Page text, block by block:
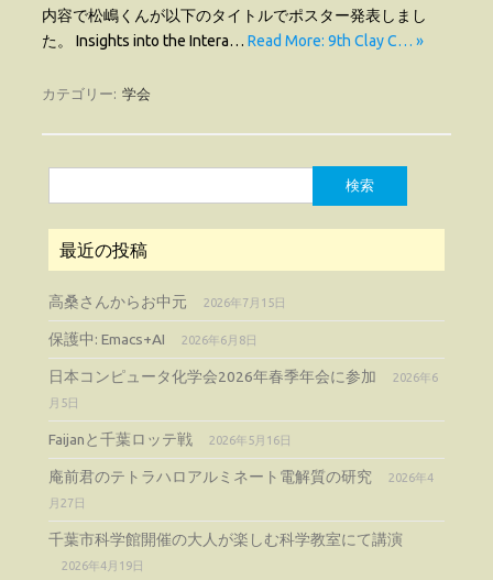
内容で松嶋くんが以下のタイトルでポスター発表しまし
た。 Insights into the Intera… Read More: 9th Clay C… »
カテゴリー: 学会
索:
最近の投稿
高桑さんからお中元 2026年7月15日
保護中: Emacs+AI 2026年6月8日
日本コンピュータ化学会2026年春季年会に参加
2026年6
月5日
Faijanと千葉ロッテ戦 2026年5月16日
庵前君のテトラハロアルミネート電解質の研究
2026年4
月27日
千葉市科学館開催の大人が楽しむ科学教室にて講演
2026年4月19日